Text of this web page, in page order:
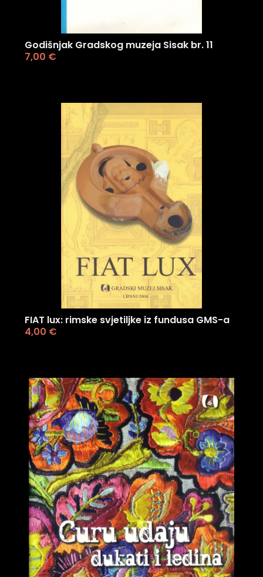
Godišnjak Gradskog muzeja Sisak br. 11
7,00 €
FIAT lux: rimske svjetiljke iz fundusa GMS-a
4,00 €